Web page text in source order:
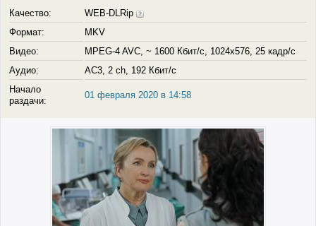
Качество:
WEB-DLRip
Формат:
MKV
Видео:
MPEG-4 AVC, ~ 1600 Кбит/с, 1024x576, 25 кадр/с
Аудио:
AC3, 2 ch, 192 Кбит/с
Начало
раздачи:
01 февраля 2020 в 14:58